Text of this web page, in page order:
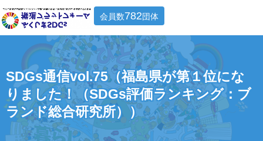
会員数782団体
SDGs通信vol.75（福島県が第１位にな
りました！（SDGs評価ランキング：ブ
ランド総合研究所））